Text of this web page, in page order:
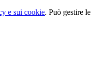
e sui cookie. Può gestire le